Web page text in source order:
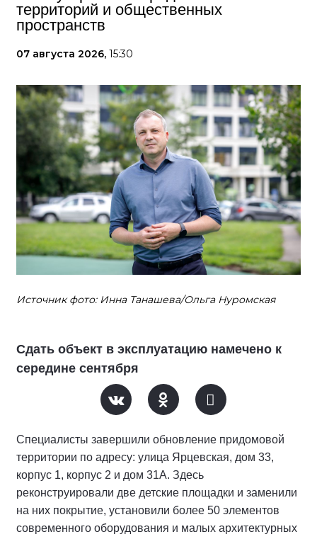
территорий и общественных
пространств
07 августа 2026, 15:30
Источник фото: Инна Танашева/Ольга Нуромская
Сдать объект в эксплуатацию намечено к
середине сентября
Специалисты завершили обновление придомовой
территории по адресу: улица Ярцевская, дом 33,
корпус 1, корпус 2 и дом 31А. Здесь
реконструировали две детские площадки и заменили
на них покрытие, установили более 50 элементов
современного оборудования и малых архитектурных